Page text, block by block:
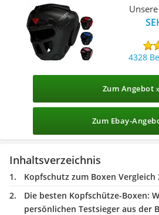
4328
Zum Angebot
Zum Ebay-
Inhaltsverzeichnis
Kopfschutz zum Boxen Vergleich
Die besten Kopfschütze-Boxen:
persönlichen Testsieger aus der